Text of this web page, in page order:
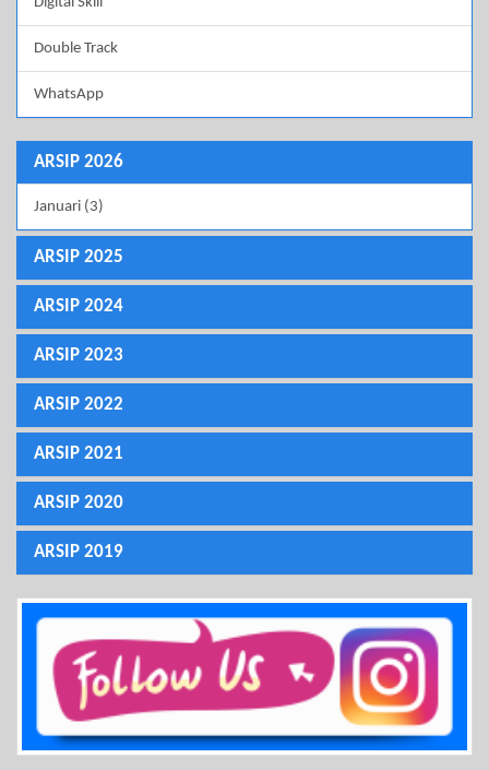
Double Track
WhatsApp
ARSIP 2026
Januari (3)
ARSIP 2025
ARSIP 2024
ARSIP 2023
ARSIP 2022
ARSIP 2021
ARSIP 2020
ARSIP 2019